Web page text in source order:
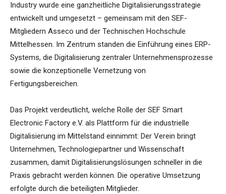
Industry wurde eine ganzheitliche Digitalisierungsstrategie
entwickelt und umgesetzt – gemeinsam mit den SEF-
Mitgliedern Asseco und der Technischen Hochschule
Mittelhessen. Im Zentrum standen die Einführung eines ERP-
Systems, die Digitalisierung zentraler Unternehmensprozesse
sowie die konzeptionelle Vernetzung von
Fertigungsbereichen.
Das Projekt verdeutlicht, welche Rolle der SEF Smart
Electronic Factory e.V. als Plattform für die industrielle
Digitalisierung im Mittelstand einnimmt: Der Verein bringt
Unternehmen, Technologiepartner und Wissenschaft
zusammen, damit Digitalisierungslösungen schneller in die
Praxis gebracht werden können. Die operative Umsetzung
erfolgte durch die beteiligten Mitglieder.